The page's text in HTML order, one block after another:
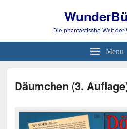
Die phantastische Welt der
Menu
Däumchen (3.